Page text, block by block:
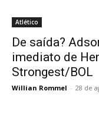
Atlético
De saída?
imediato de
Strongest/BOL
Willian Rommel - 28 de